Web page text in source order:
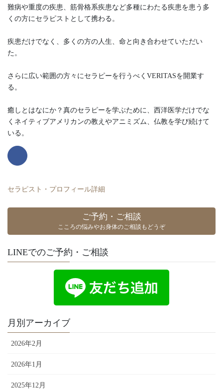
難病や重度の疾患、筋骨格系疾患など多種にわたる疾患を患う多
くの方にセラピストとして携わる。
疾患だけでなく、多くの方の人生、命と向き合わせていただい
た。
さらに広い範囲の方々にセラピーを行うべくVERITASを開業す
る。
癒しとはなにか？真のセラピーを学ぶために、西洋医学だけでな
くネイティブアメリカンの教えやアニミズム、仏教を学び続けて
いる。
セラピスト・プロフィール詳細
ご予約・ご相談
こころの悩みやお身体のご相談もどうぞ
LINEでのご予約・ご相談
月別アーカイブ
2026年2月
2026年1月
2025年12月